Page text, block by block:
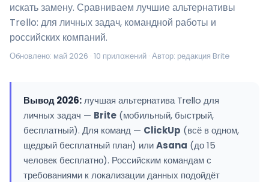
искать замену. Сравниваем лучшие альтернативы
Trello: для личных задач, командной работы и
российских компаний.
Обновлено: май 2026 · 10 приложений · Автор: редакция Brite
Вывод 2026:лучшая альтернатива Trello для
личных задач — Brite (мобильный, быстрый,
бесплатный). Для команд — ClickUp (всё в одном,
щедрый бесплатный план) илиAsana (до 15
человек бесплатно). Российским командам с
требованиями к локализации данных подойдёт